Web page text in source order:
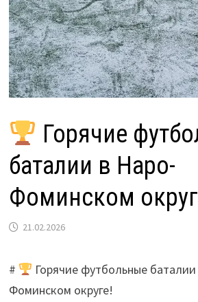
Горячие
баталии в Наро-
Фоминском
21.02.2026
#
Горячие футбольные
Фоминском округе!